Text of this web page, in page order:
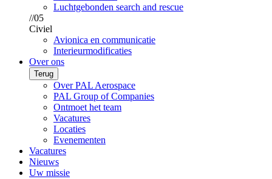
Luchtgebonden search and rescue
//05
Civiel
Avionica en communicatie
Interieurmodificaties
Over ons
Terug
Over PAL Aerospace
PAL Group of Companies
Ontmoet het team
Vacatures
Locaties
Evenementen
Vacatures
Nieuws
Uw missie